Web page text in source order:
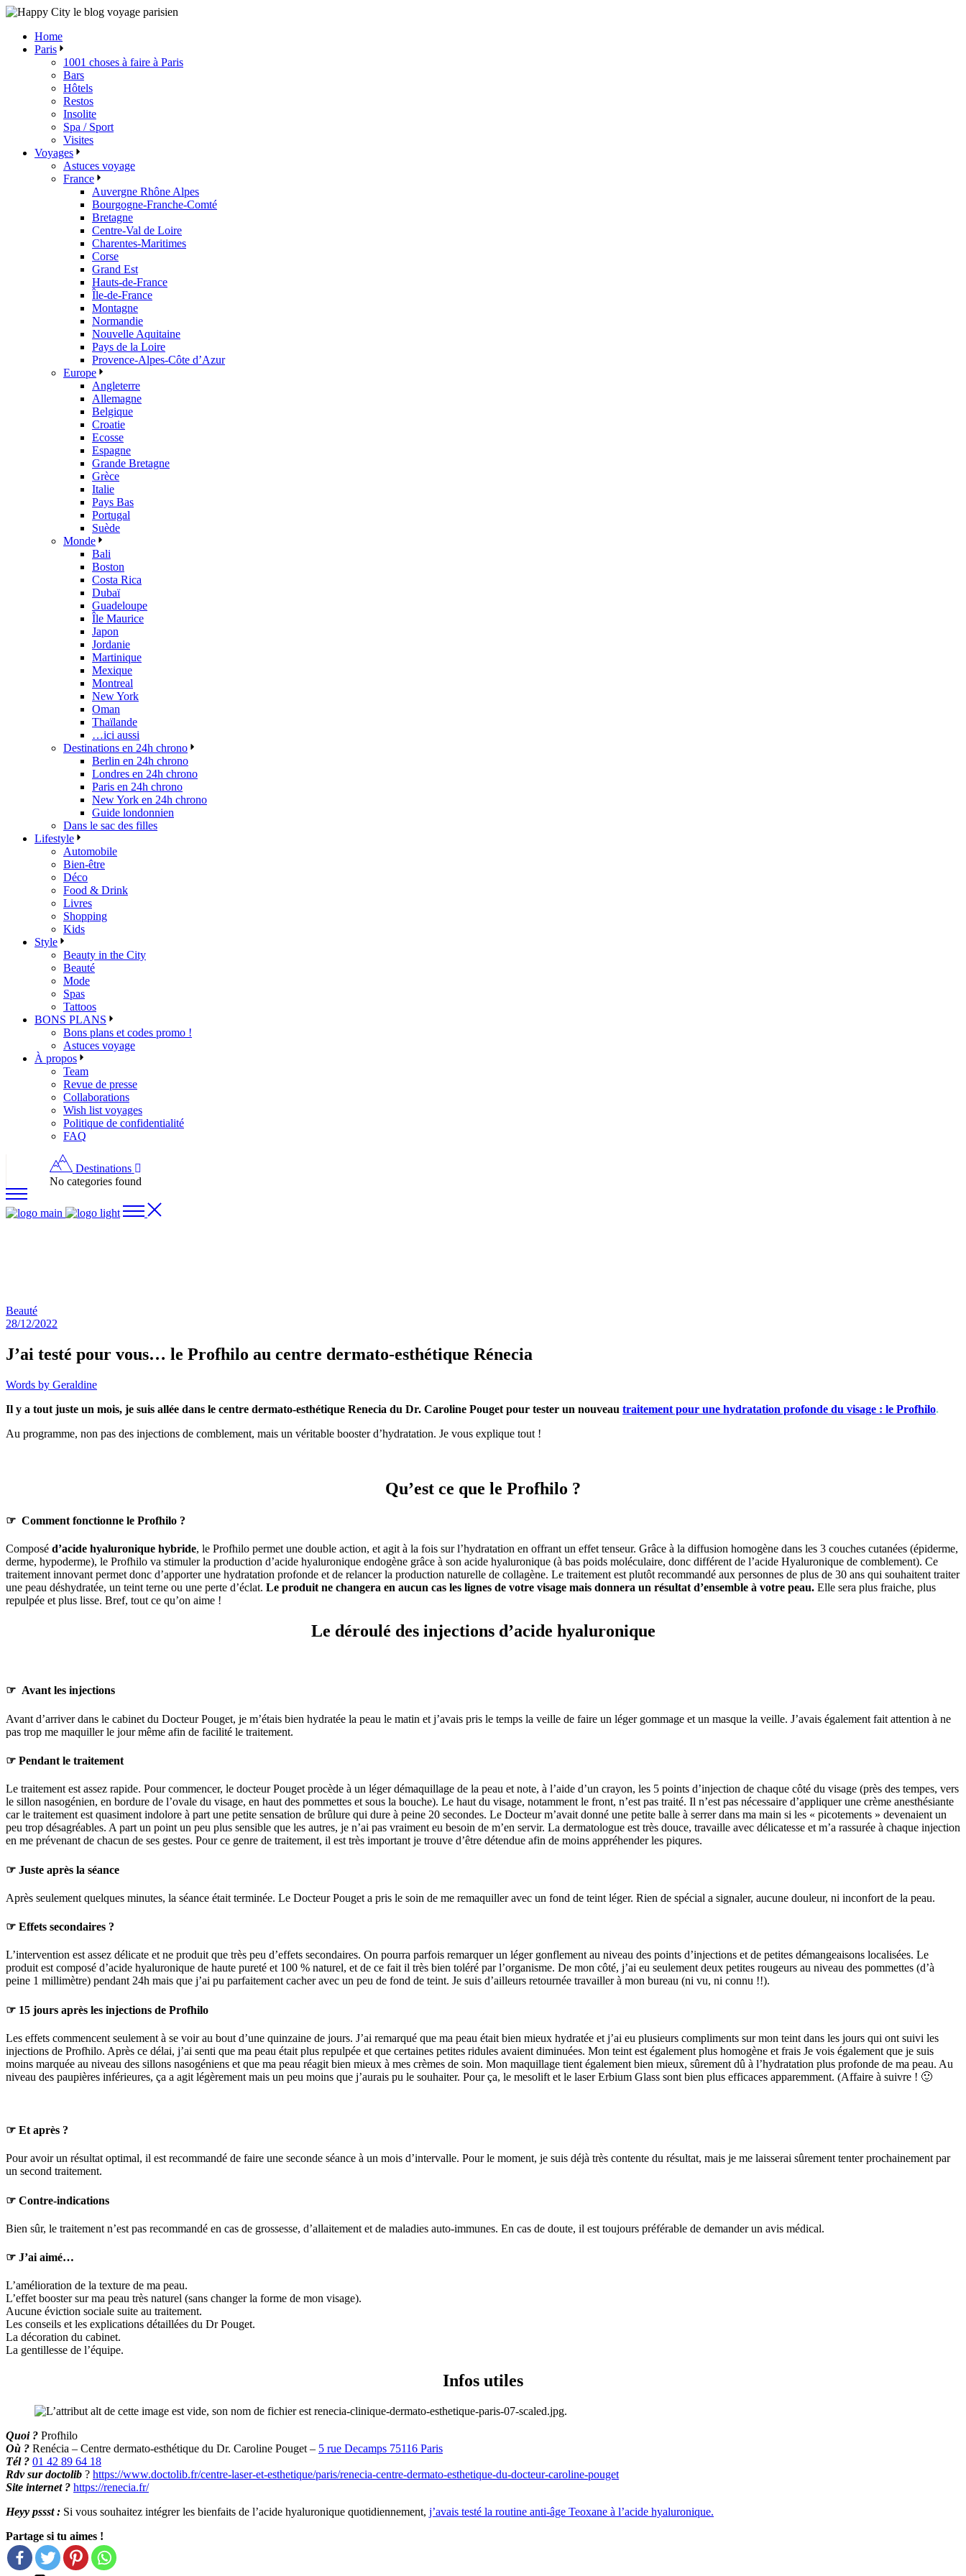
Skip
content
Home
Paris
1001 choses à faire à Paris
Bars
Hôtels
Restos
Insolite
Spa / Sport
Visites
Voyages
Astuces voyage
France
Auvergne Rhône Alpes
Bourgogne-Franche-Comté
Bretagne
Centre-Val de Loire
Charentes-Maritimes
Corse
Grand Est
Hauts-de-France
Île-de-France
Montagne
Normandie
Nouvelle Aquitaine
Pays de la Loire
Provence-Alpes-Côte d’Azur
Europe
Angleterre
Allemagne
Belgique
Croatie
Ecosse
Espagne
Grande Bretagne
Grèce
Italie
Pays Bas
Portugal
Suède
Monde
Bali
Boston
Costa Rica
Dubaï
Guadeloupe
Île Maurice
Japon
Jordanie
Martinique
Mexique
Montreal
New York
Oman
Thaïlande
…ici aussi
Destinations en 24h chrono
Berlin en 24h chrono
Londres en 24h chrono
Paris en 24h chrono
New York en 24h chrono
Guide londonnien
Dans le sac des filles
Lifestyle
Automobile
Bien-être
Déco
Food & Drink
Livres
Shopping
Kids
Style
Beauty in the City
Beauté
Mode
Spas
Tattoos
BONS PLANS
Bons plans et codes promo !
Astuces voyage
À propos
Team
Revue de presse
Collaborations
Wish list voyages
Politique de confidentialité
FAQ
Destinations
No categories found
Beauté
28/12/2022
J’ai testé pour vous… le Profhilo au centre dermato-esthétique Rénecia
Words by Geraldine
Il y a tout juste un mois, je suis allée dans le centre dermato-esthétique Renecia du Dr. Caroline Pouget pour tester un nouveau traitement pour une hydratation profonde du visage : le Profhilo.
Au programme, non pas des injections de comblement, mais un véritable booster d’hydratation. Je vous explique tout !
Qu’est ce que le Profhilo ?
☞ Comment fonctionne le Profhilo ?
Composé d’acide hyaluronique hybride, le Profhilo permet une double action, et agit à la fois sur l’hydratation en offrant un effet tenseur. Grâce à la diffusion homogène dans les 3 couches cutanées (épiderme,
derme, hypoderme), le Profhilo va stimuler la production d’acide hyaluronique endogène grâce à son acide hyaluronique (à bas poids moléculaire, donc différent de l’acide Hyaluronique de comblement). Ce
traitement innovant permet donc d’apporter une hydratation profonde et de relancer la production naturelle de collagène. Le traitement est plutôt recommandé aux personnes de plus de 30 ans qui souhaitent traiter
une peau déshydratée, un teint terne ou une perte d’éclat. Le produit ne changera en aucun cas les lignes de votre visage mais donnera un résultat d’ensemble à votre peau. Elle sera plus fraiche, plus
repulpée et plus lisse. Bref, tout ce qu’on aime !
Le déroulé des injections d’acide hyaluronique
☞ Avant les injections
Avant d’arriver dans le cabinet du Docteur Pouget, je m’étais bien hydratée la peau le matin et j’avais pris le temps la veille de faire un léger gommage et un masque la veille. J’avais également fait attention à ne
pas trop me maquiller le jour même afin de facilité le traitement.
☞ Pendant le traitement
Le traitement est assez rapide. Pour commencer, le docteur Pouget procède à un léger démaquillage de la peau et note, à l’aide d’un crayon, les 5 points d’injection de chaque côté du visage (près des tempes, vers
le sillon nasogénien, en bordure de l’ovale du visage, en haut des pommettes et sous la bouche). Le haut du visage, notamment le front, n’est pas traité. Il n’est pas nécessaire d’appliquer une crème anesthésiante
car le traitement est quasiment indolore à part une petite sensation de brûlure qui dure à peine 20 secondes. Le Docteur m’avait donné une petite balle à serrer dans ma main si les « picotements » devenaient un
peu trop désagréables. A part un point un peu plus sensible que les autres, je n’ai pas vraiment eu besoin de m’en servir. La dermatologue est très douce, travaille avec délicatesse et m’a rassurée à chaque injection
en me prévenant de chacun de ses gestes. Pour ce genre de traitement, il est très important je trouve d’être détendue afin de moins appréhender les piqures.
☞ Juste après la séance
Après seulement quelques minutes, la séance était terminée. Le Docteur Pouget a pris le soin de me remaquiller avec un fond de teint léger. Rien de spécial a signaler, aucune douleur, ni inconfort de la peau.
☞ Effets secondaires ?
L’intervention est assez délicate et ne produit que très peu d’effets secondaires. On pourra parfois remarquer un léger gonflement au niveau des points d’injections et de petites démangeaisons localisées. Le
produit est composé d’acide hyaluronique de haute pureté et 100 % naturel, et de ce fait il très bien toléré par l’organisme. De mon côté, j’ai eu seulement deux petites rougeurs au niveau des pommettes (d’à
peine 1 millimètre) pendant 24h mais que j’ai pu parfaitement cacher avec un peu de fond de teint. Je suis d’ailleurs retournée travailler à mon bureau (ni vu, ni connu !!).
☞ 15 jours après les injections de Profhilo
Les effets commencent seulement à se voir au bout d’une quinzaine de jours. J’ai remarqué que ma peau était bien mieux hydratée et j’ai eu plusieurs compliments sur mon teint dans les jours qui ont suivi les
injections de Profhilo. Après ce délai, j’ai senti que ma peau était plus repulpée et que certaines petites ridules avaient diminuées. Mon teint est également plus homogène et frais Je vois également que je suis
moins marquée au niveau des sillons nasogéniens et que ma peau réagit bien mieux à mes crèmes de soin. Mon maquillage tient également bien mieux, sûrement dû à l’hydratation plus profonde de ma peau. Au
niveau des paupières inférieures, ça a agit légèrement mais un peu moins que j’aurais pu le souhaiter. Pour ça, le mesolift et le laser Erbium Glass sont bien plus efficaces apparemment. (Affaire à suivre ! 🙂
☞ Et après ?
Pour avoir un résultat optimal, il est recommandé de faire une seconde séance à un mois d’intervalle. Pour le moment, je suis déjà très contente du résultat, mais je me laisserai sûrement tenter prochainement par
un second traitement.
☞ Contre-indications
Bien sûr, le traitement n’est pas recommandé en cas de grossesse, d’allaitement et de maladies auto-immunes. En cas de doute, il est toujours préférable de demander un avis médical.
☞ J’ai aimé…
L’amélioration de la texture de ma peau.
L’effet booster sur ma peau très naturel (sans changer la forme de mon visage).
Aucune éviction sociale suite au traitement.
Les conseils et les explications détaillées du Dr Pouget.
La décoration du cabinet.
La gentillesse de l’équipe.
Infos utiles
Quoi ? Profhilo
Où ? Renécia – Centre dermato-esthétique du Dr. Caroline Pouget – 5 rue Decamps 75116 Paris
Tél ? 01 42 89 64 18
Rdv sur doctolib ? https://www.doctolib.fr/centre-laser-et-esthetique/paris/renecia-centre-dermato-esthetique-du-docteur-caroline-pouget
Site internet ? https://renecia.fr/
Heyy pssst : Si vous souhaitez intégrer les bienfaits de l’acide hyaluronique quotidiennement, j’avais testé la routine anti-âge Teoxane à l’acide hyaluronique.
Partage si tu aimes !